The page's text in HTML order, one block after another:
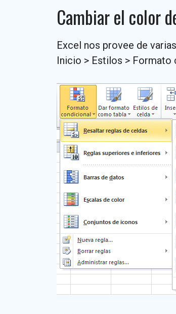
Cambiar el color
Excel nos provee de
Inicio > Estilos > Formato